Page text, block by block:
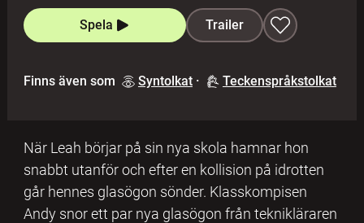
Spela Trailer
Finns även som Syntolkat · Teckenspråkstolkat
När Leah börjar på sin nya skola hamnar hon
snabbt utanför och efter en kollision på idrotten
går hennes glasögon sönder. Klasskompisen
Andy snor ett par nya glasögon från teknikläraren